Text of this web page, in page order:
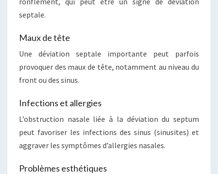
septale.
Maux de tête
Une déviation septale importante peut parfois
provoquer des maux de tête, notamment au niveau du
front ou des sinus.
Infections et allergies
L’obstruction nasale liée à la déviation du septum
peut favoriser les infections des sinus (sinusites) et
aggraver les symptômes d’allergies nasales.
Problèmes esthétiques